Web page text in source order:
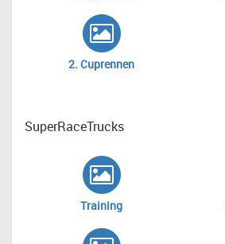
2. Cuprennen
SuperRaceTrucks
Training